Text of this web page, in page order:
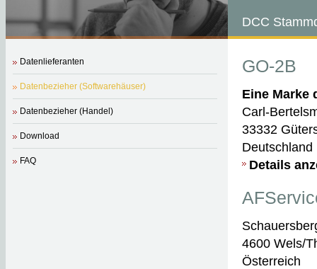
Datenlieferanten
Datenbezieher (Softwarehäuser)
Datenbezieher (Handel)
Download
FAQ
DCC
GO-2B
Eine Marke
Carl-
33332
Deutschland
Details
4600 Wels/
Österreich